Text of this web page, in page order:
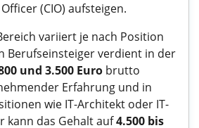
(CIO) aufsteigen.
variiert je nach Position
Berufseinsteiger verdient in der
und 3.500 Euro brutto
Erfahrung und in
wie IT-Architekt oder IT-
kann das Gehalt auf4.500 bis